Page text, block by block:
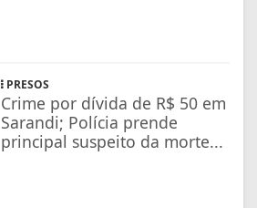
PRESOS
Crime por dívida de R$ 50 em
Sarandi; Polícia prende
principal suspeito da morte...